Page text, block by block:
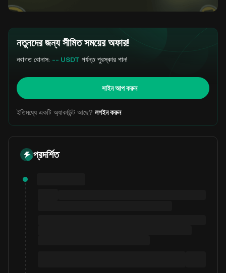
নতুনদের জন্য সীমিত সময়ের অফার!
নবাগত বোনাস: -- USDT পর্যন্ত পুরস্কার পান!
সাইন আপ করুন
ইতিমধ্যে একটি অ্যাকাউন্ট আছে? লগইন করুন
প্রদর্শিত